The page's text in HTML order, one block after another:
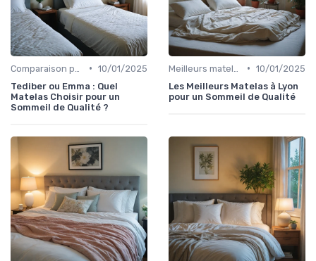
• 10/01/2025
Tediber ou Emma : Quel
Matelas Choisir pour un
Sommeil de Qualité ?
• 10/01/2025
Les Meilleurs Matelas à Lyon
pour un Sommeil de Qualité